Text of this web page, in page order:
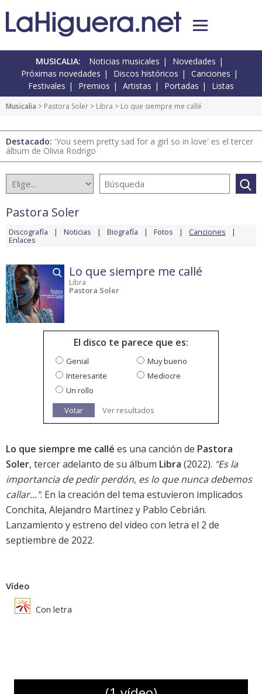
MUSICALIA: Noticias musicales
Novedades
Próximas novedades
Discos históricos
Canciones
Festivales
Premios Artistas Portadas Listas
Musicalia > Pastora Soler > Libra > Lo que siempre me callé
Destacado: 'You seem pretty sad for a girl so in love' es el tercer
álbum de Olivia Rodrigo
Pastora Soler
Discografía Noticias Biografía Fotos Canciones
Enlaces
Lo que siempre me callé
Libra
Pastora Soler
El disco te parece que es:
Genial
Muy bueno
Interesante
Mediocre
Un rollo
Votar
Ver resultados
Lo que siempre me callé es una canción de Pastora
Soler, tercer adelanto de su álbum Libra (2022). "Es la
importancia de pedir perdón, es lo que nunca debemos
callar...". En la creación del tema estuvieron implicados
Conchita, Alejandro Martínez y Pablo Cebrián.
Lanzamiento y estreno del video con letra el 2 de
septiembre de 2022.
Vídeo
Con letra